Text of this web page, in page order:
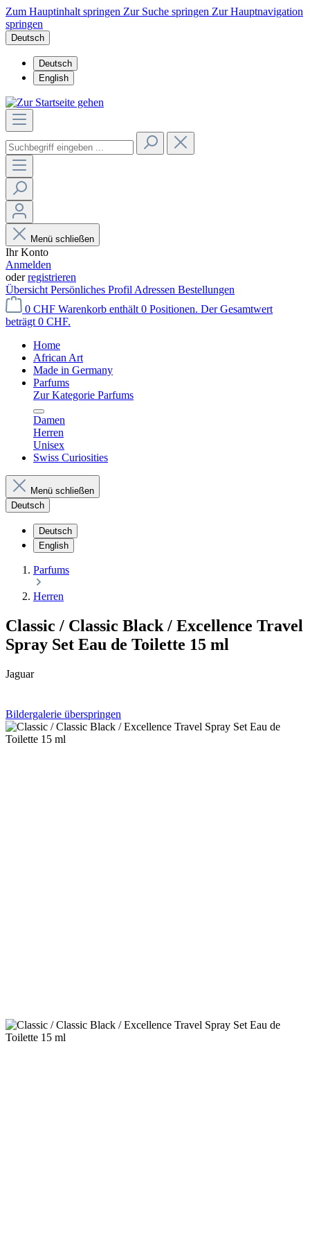
Zum Hauptinhalt springen Zur Suche springen Zur Hauptnavigation
springen
Deutsch
Deutsch
English
Menü schließen
Ihr Konto
Anmelden
oderregistrieren
Übersicht Persönliches Profil Adressen Bestellungen
0 CHF Warenkorb enthält 0 Positionen. Der Gesamtwert
beträgt 0 CHF.
Home
African Art
Made in Germany
Parfums
Zur Kategorie Parfums
Damen
Herren
Unisex
Swiss Curiosities
Menü schließen
Deutsch
Deutsch
English
Parfums
Herren
Classic / Classic Black / Excellence Travel
Spray Set Eau de Toilette 15 ml
Jaguar
Bildergalerie überspringen